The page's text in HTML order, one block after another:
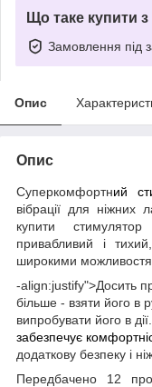
Що таке купити
Замовлення під
Опис
Опис
Суперкомфортний
вібрації для ніжних
купити
привабливий і
широкими
-align:justify">Досить
більше - взяти його в
випробувати його в
забезпечує
додаткову безпеку і
Передбачено 12